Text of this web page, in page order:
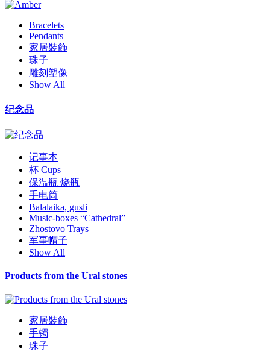
Bracelets
Pendants
家居裝飾
珠子
雕刻塑像
Show All
纪念品
记事本
杯 Cups
保温瓶 烧瓶
手电筒
Balalaika, gusli
Music-boxes “Cathedral”
Zhostovo Trays
军事帽子
Show All
Products from the Ural stones
家居裝飾
手镯
珠子